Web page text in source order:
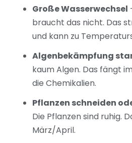
Große Wasserwechsel
braucht das nicht. Das
und kann zu
Algenbekämpfung
kaum Algen. Das fängt
die Chemikalien.
Pflanzen schneiden
Die Pflanzen sind ruhig.
März/April.